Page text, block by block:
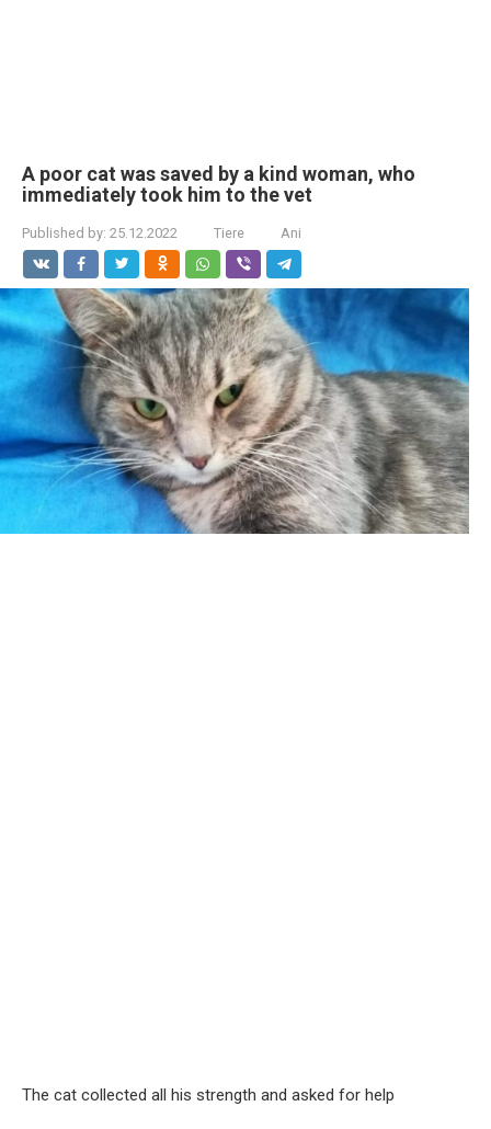
A poor cat was saved by a kind woman, who
immediately took him to the vet
Published by: 25.12.2022 Tiere Ani
The cat collected all his strength and asked for help